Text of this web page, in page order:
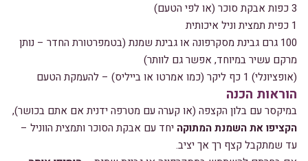
3 כפות אבקת סוכר (או לפי הטעם)
1 כפית תמצית וניל איכותית
100 גרם גבינת מסקרפונה או גבינת שמנת (בטמפרטורת החדר – נותן
מרקם עשיר במיוחד, אפשר גם לוותר)
(אופציונלי) 1 כף ליקר (כמו אמרטו או בייליס) – להעמקת הטעם
הוראות הכנה
במיקסר עם בלון הקצפה (או קערה עם מטרפה ידנית אם אתם בכושר),
הקציפו את השמנת המתוקה יחד עם אבקת הסוכר ותמצית הווניל –
עד שמתקבל קצף רך אך יציב.